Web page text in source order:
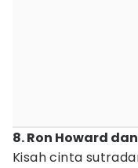
8. Ron Howard
Kisah cinta